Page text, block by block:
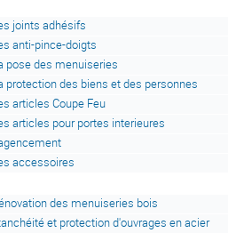
joints adhésifs
anti-pince-doigts
pose des menuiseries
protection des biens et des personnes
articles Coupe Feu
articles pour portes interieures
accessoires
des menuiseries bois
et protection d'ouvrages en acier